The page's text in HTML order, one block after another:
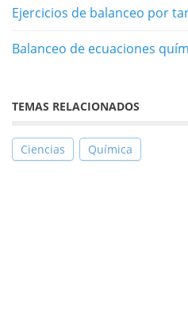
Ejercicios de balanceo por
Balanceo de ecuaciones
TEMAS RELACIONADOS
Ciencias Química